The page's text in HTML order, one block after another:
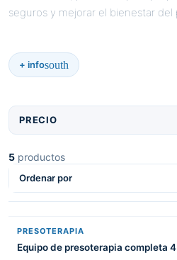
seguros y mejorar el bienestar del
+ infosouth
PRECIO
5 productos
Ordenar por
PRESOTERAPIA
Equipo de presoterapia completa